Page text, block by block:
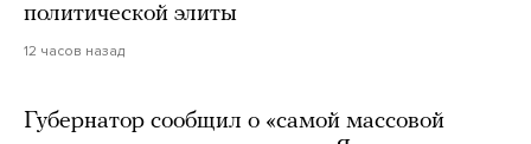
политической элиты
12 часов назад
Губернатор сообщил о «самой массовой